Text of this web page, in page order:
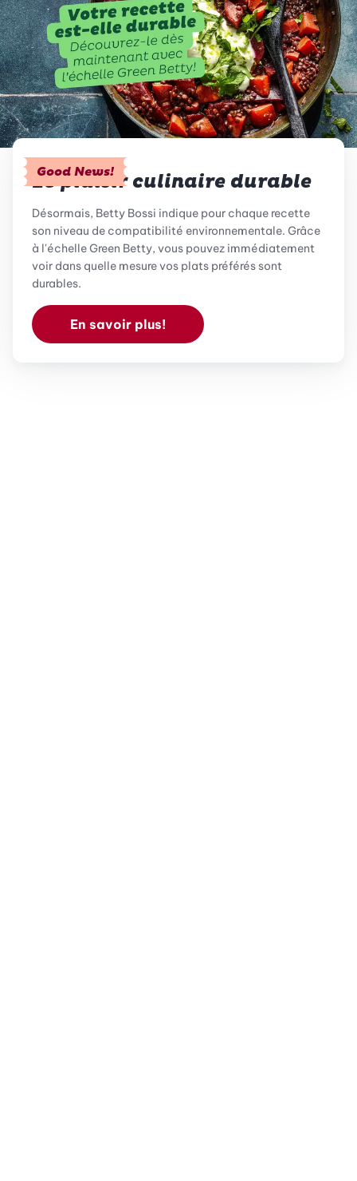
Good News!
Le plaisir culinaire durable
Désormais, Betty Bossi indique pour chaque recette
son niveau de compatibilité environnementale. Grâce
à l'échelle Green Betty, vous pouvez immédiatement
voir dans quelle mesure vos plats préférés sont
durables.
En savoir plus!